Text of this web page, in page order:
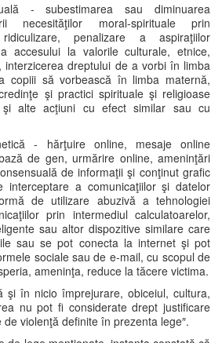
- subestimarea sau diminuarea
necesităţilor moral-spirituale prin
penalizare a aspiraţiilor
accesului la valorile culturale, etnice,
interzicerea dreptului de a vorbi în limba
copiii să vorbească în limba maternă,
şi practici spirituale şi religioase
şi alte acţiuni cu efect similar sau cu
- hărţuire online, mesaje online
de gen, urmărire online, ameninţări
de informaţii şi conţinut grafic
interceptare a comunicaţiilor şi datelor
de utilizare abuzivă a tehnologiei
prin intermediul calculatoarelor,
sau altor dispozitive similare care
sau se pot conecta la internet şi pot
sociale sau de e-mail, cu scopul de
ameninţa, reduce la tăcere victima.
şi în nicio împrejurare, obiceiul, cultura,
nu pot fi considerate drept justificare
violenţă definite în prezenta lege″.